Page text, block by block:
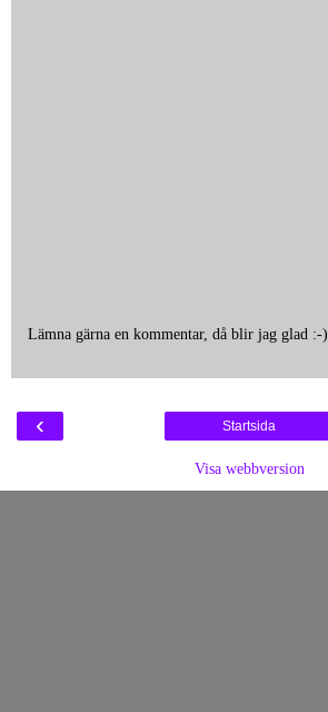
Lämna gärna en kommentar, då blir jag glad :-)
‹ Startsida
Visa webbversion